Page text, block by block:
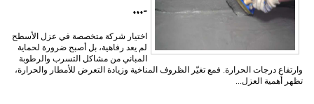
-...
اختيار شركة متخصصة في عزل الأسطح
لم يعد رفاهية، بل أصبح ضرورة لحماية
المباني من مشاكل التسرب والرطوبة
وارتفاع درجات الحرارة. فمع تغيّر الظروف المناخية وزيادة التعرض للأمطار والحرارة،
تظهر أهمية العزل...